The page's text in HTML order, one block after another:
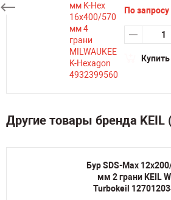
По запросу
Купить
Другие товары бренда
Бур SDS-Max
мм 2 грани KEIL
Turbokeil